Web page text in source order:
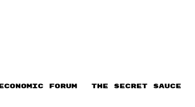
ECONOMIC FORUM THE SECRET SAUCE​